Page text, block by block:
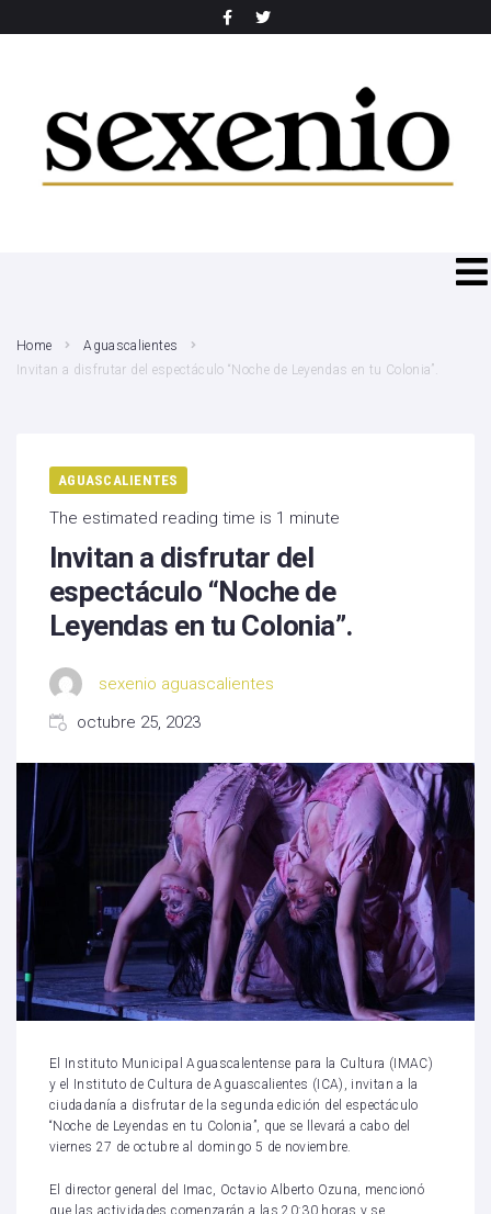
Home
Aguascalientes
Invitan a disfrutar del espectáculo “Noche de Leyendas en tu Colonia”.
AGUASCALIENTES
The estimated reading time is 1 minute
Invitan a disfrutar del
espectáculo “Noche de
Leyendas en tu Colonia”.
sexenio aguascalientes
octubre 25, 2023
El Instituto Municipal Aguascalentense para la Cultura (IMAC)
y el Instituto de Cultura de Aguascalientes (ICA), invitan a la
ciudadanía a disfrutar de la segunda edición del espectáculo
“Noche de Leyendas en tu Colonia”, que se llevará a cabo del
viernes 27 de octubre al domingo 5 de noviembre.
El director general del Imac, Octavio Alberto Ozuna, mencionó
SEARCH THIS WEBSITE